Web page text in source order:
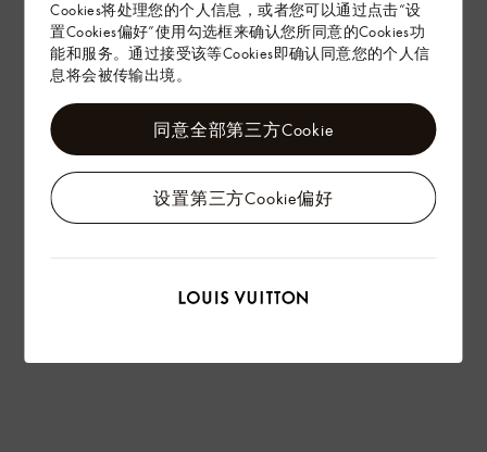
Cookies将处理您的个人信息，或者您可以通过点击“设
置Cookies偏好”使用勾选框来确认您所同意的Cookies功
能和服务。通过接受该等Cookies即确认同意您的个人信
息将会被传输出境。
设置第三方Cookie偏好
同意全部第三方Cookie